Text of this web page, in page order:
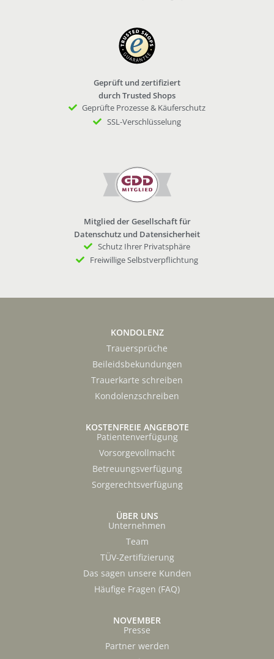
Geprüft und zertifiziert
durch Trusted Shops
Geprüfte Prozesse & Käuferschutz
SSL-Verschlüsselung
Mitglied der Gesellschaft für
Datenschutz und Datensicherheit
Schutz Ihrer Privatsphäre
Freiwillige Selbstverpflichtung
KONDOLENZ
Trauersprüche
Beileidsbekundungen
Trauerkarte schreiben
Kondolenzschreiben
KOSTENFREIE ANGEBOTE
Patientenverfügung
Vorsorgevollmacht
Betreuungsverfügung
Sorgerechtsverfügung
ÜBER UNS
Unternehmen
Team
TÜV-Zertifizierung
Das sagen unsere Kunden
Häufige Fragen (FAQ)
NOVEMBER
Presse
Partner werden